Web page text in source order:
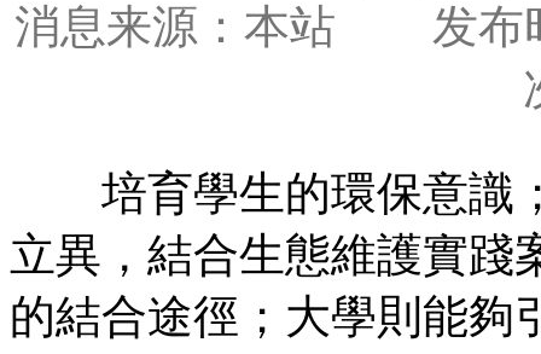
消息来源：本站
发布
培育學生的環保意識
立異，結合生態維護實踐
的結合途徑；大學則能夠